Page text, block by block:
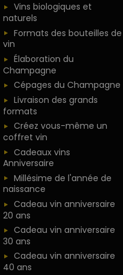
Vins biologiques et
naturels
Formats des bouteilles de
vin
Élaboration du
Champagne
Cépages du Champagne
Livraison des grands
formats
Créez vous-même un
coffret vin
Cadeaux vins
Anniversaire
Millésime de l'année de
naissance
Cadeau vin anniversaire
20 ans
Cadeau vin anniversaire
30 ans
Cadeau vin anniversaire
40 ans